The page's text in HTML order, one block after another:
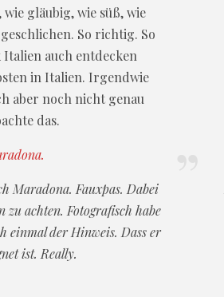
gläubig, wie süß, wie
So richtig. So
auch entdecken
in Italien. Irgendwie
aber noch nicht genau
das.
Maradona. Fauxpas. Dabei
achten. Fotografisch habe
einmal der Hinweis. Dass er
ist. Really.